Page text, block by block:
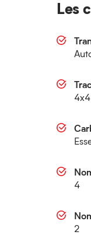
Les
4x4
4
2